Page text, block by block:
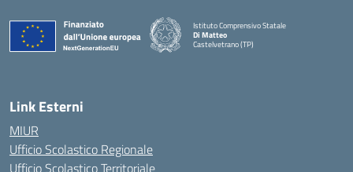
Istituto Comprensivo Statale
Di Matteo
Castelvetrano (TP)
Link Esterni
MIUR
Ufficio Scolastico Regionale
Ufficio Scolastico Territoriale